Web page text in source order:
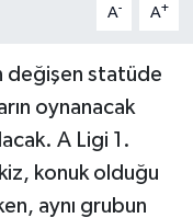
A- A+
değişen statüde
oynanacak
A Ligi 1.
konuk olduğu
aynı grubun